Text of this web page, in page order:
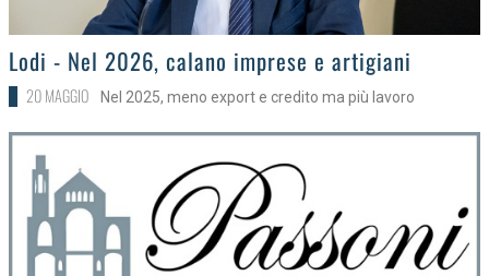
>Lodi - Nel 2026, calano imprese e artigiani
20 MAGGIO Nel 2025, meno export e credito ma più lavoro